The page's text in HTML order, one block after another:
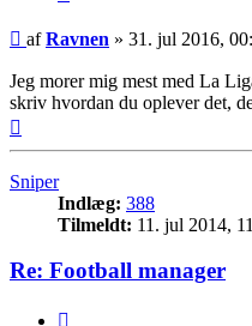
Indlæg
afRavnen » 31. jul 2016,
Jeg morer mig mest med La
skriv hvordan du oplever det,
Sniper
Indlæg: 388
Tilmeldt: 11. jul 2014,
Re: Football manager